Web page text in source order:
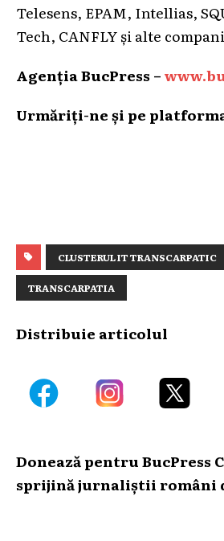
Telesens, EPAM, Intellias,
Tech, CANFLY și alte
Agenția BucPress –
Urmăriți-ne și pe
CLUSTERUL IT TRANSCARPATIC
TRANSCARPATIA
Distribuie articolul
Donează pentru BucPress
sprijină jurnaliștii români